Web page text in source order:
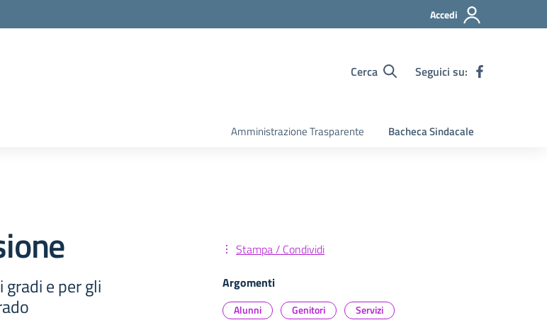
Accedi
Cerca Seguici su:
Amministrazione Trasparente Bacheca Sindacale
e per gli
Stampa / Condividi
Argomenti
Alunni Genitori Servizi